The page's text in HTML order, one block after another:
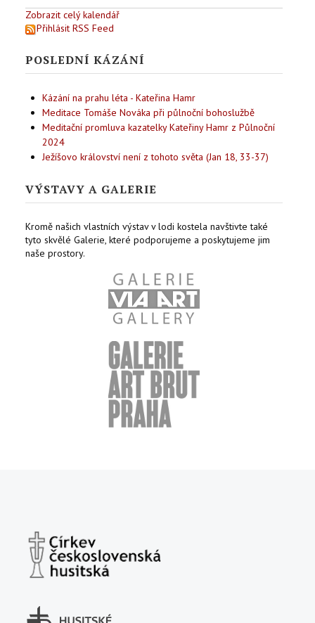
Zobrazit celý kalendář
Přihlásit RSS Feed
POSLEDNÍ KÁZÁNÍ
Kázání na prahu léta - Kateřina Hamr
Meditace Tomáše Nováka při půlnoční bohoslužbě
Meditační promluva kazatelky Kateřiny Hamr z Půlnoční
2024
Ježíšovo království není z tohoto světa (Jan 18, 33-37)
VÝSTAVY A GALERIE
Kromě našich vlastních výstav v lodi kostela navštivte také
tyto skvělé Galerie, které podporujeme a poskytujeme jim
naše prostory.